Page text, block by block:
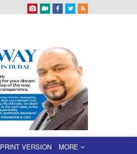
PRINT VERSION MORE